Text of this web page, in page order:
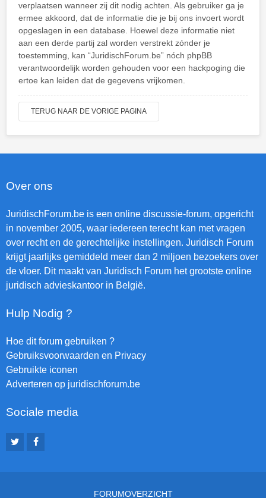
verplaatsen wanneer zij dit nodig achten. Als gebruiker ga je
ermee akkoord, dat de informatie die je bij ons invoert wordt
opgeslagen in een database. Hoewel deze informatie niet
aan een derde partij zal worden verstrekt zónder je
toestemming, kan “JuridischForum.be” nóch phpBB
verantwoordelijk worden gehouden voor een hackpoging die
ertoe kan leiden dat de gegevens vrijkomen.
TERUG NAAR DE VORIGE PAGINA
Over ons
JuridischForum.be is een online discussie-forum, opgericht
in november 2005, waar iedereen terecht kan met vragen
over recht en de gerechtelijke instellingen. Juridisch Forum
krijgt jaarlijks gemiddeld meer dan 2 miljoen bezoekers over
de vloer. Dit maakt van Juridisch Forum het grootste online
juridisch advieskantoor in België.
Hulp Nodig ?
Hoe dit forum gebruiken ?
Gebruiksvoorwaarden en Privacy
Gebruikte iconen
Adverteren op juridischforum.be
Sociale media
FORUMOVERZICHT